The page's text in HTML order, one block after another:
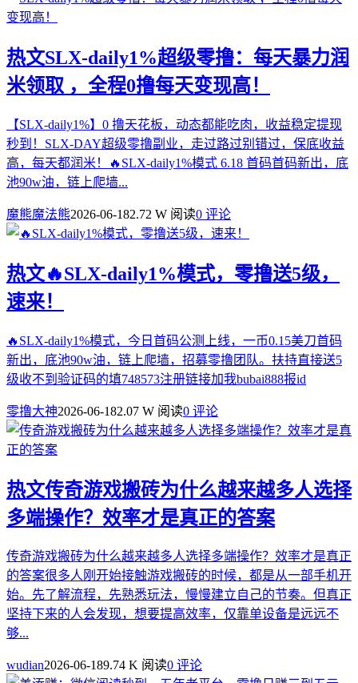
热文SLX-daily1%超级零撸：每天暴力润
米领取 ，全程0撸每天变现高！
【SLX-daily1%】0 撸天花板，动态都能吃肉，收益稳定提现
秒到！SLX-DAY超级零撸副业，走过路过别错过，保底收益
高，每天都润米！🔥SLX-daily1%模式 6.18 首码首码新出，底
池90w油，链上爬墙...
魔熊魔法熊2026-06-182.72 W 阅读0 评论
热文🔥SLX-daily1%模式，零撸送5级，
速来！
🔥SLX-daily1%模式，今日首码公测上线，一币0.15美刀首码
新出，底池90w油，链上爬墙，招募零撸团队。扶持直接送5
级收不到验证码的填748573注册链接加我bubai888报id
零撸大神2026-06-182.07 W 阅读0 评论
热文传奇游戏搬砖为什么越来越多人选择
多端操作？效率才是真正的答案
传奇游戏搬砖为什么越来越多人选择多端操作？效率才是真正
的答案很多人刚开始接触游戏搬砖的时候，都是从一部手机开
始。先了解流程，先熟悉玩法，慢慢建立自己的节奏。但真正
坚持下来的人会发现，想要提高效率，仅靠单设备是远远不
够...
wudian2026-06-189.74 K 阅读0 评论